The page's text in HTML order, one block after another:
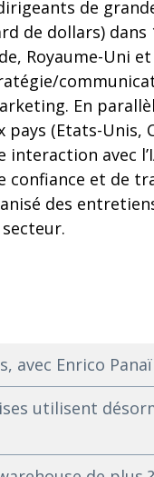
de
de dollars) dans
Royaume-Uni
En
(Etats-Unis,
interaction avec
et de
des
avec Enrico Panaï
utilisent